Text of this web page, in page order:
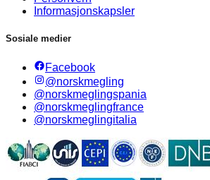
Informasjonskapsler
Sosiale medier
Facebook
@norskmegling
@norskmeglingspania
@norskmeglingfrance
@norskmeglingitalia